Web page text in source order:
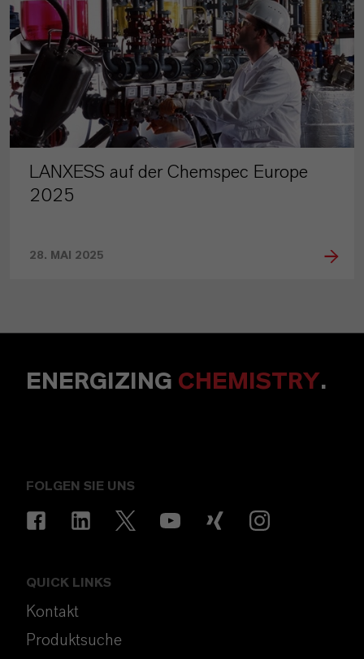
LANXESS auf der Chemspec Europe
2025
28. MAI 2025
ENERGIZING CHEMISTRY.
FOLGEN SIE UNS
QUICK LINKS
Kontakt
Produktsuche